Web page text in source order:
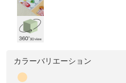
カラーバリエーション